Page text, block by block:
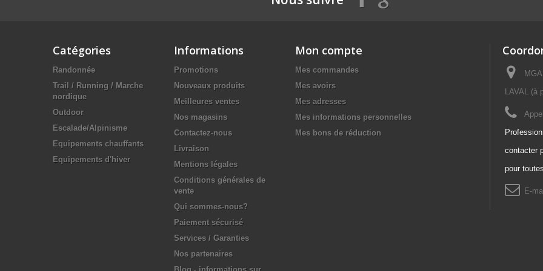
Catégories
Randonnée
Trail / Running / Marche
nordique
Outdoor
Escalade/Alpinisme
Equipements chauffants
Equipements d'hiver
Informations
Promotions
Nouveaux produits
Meilleures ventes
Nos magasins
Contactez-nous
Livraison
Mentions légales
Conditions générales de
vente
Qui sommes-nous?
Paiement sécurisé
Services / Garanties
Nos partenaires
Mon compte
Mes commandes
Mes avoirs
Mes adresses
Mes informations personnelles
Mes bons de réduction
LAVAL (à
contacter
pour
E-